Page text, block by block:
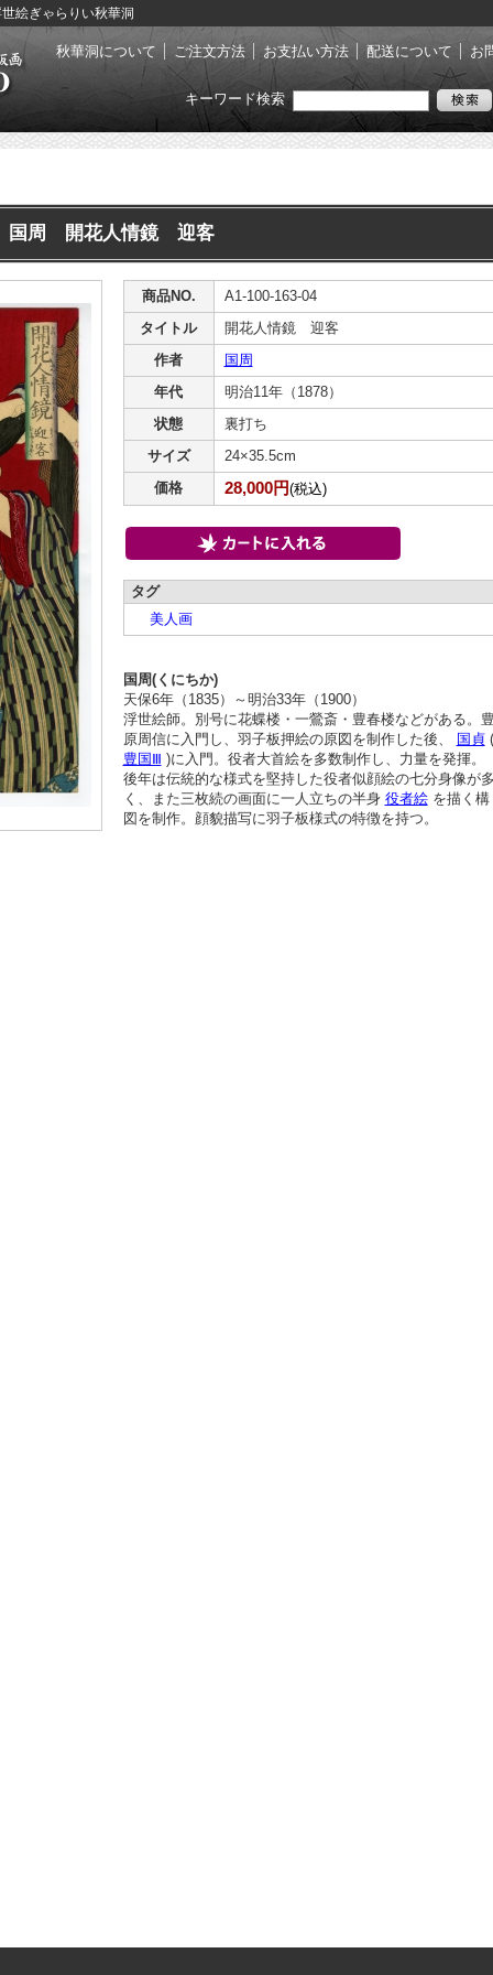
絵ぎゃらりい秋華洞
秋華洞について ご注文方法 お支払い方法 配送について お
キーワード検索
国周 開花人情鏡 迎客
商品NO.
A1-100-163-04
タイトル
開花人情鏡 迎客
作者
国周
年代
明治11年（1878）
状態
裏打ち
サイズ
24×35.5cm
価格
28,000円(税込)
タグ
美人画
国周(くにちか)
天保6年（1835）～明治33年（1900）
浮世絵師。別号に花蝶楼・一鶯斎・豊春楼などがある。
原周信に入門し、羽子板押絵の原図を制作した後、
国貞(
豊国Ⅲ )に入門。役者大首絵を多数制作し、力量を発揮。
後年は伝統的な様式を堅持した役者似顔絵の七分身像が
く、また三枚続の画面に一人立ちの半身 役者絵を描く構
図を制作。顔貌描写に羽子板様式の特徴を持つ。